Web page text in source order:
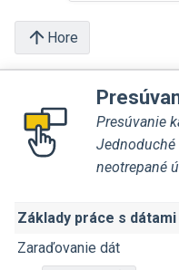
Hore
Presúvanie
Jednoduché
neotrepané
Základy práce s dátami
Zaraďovanie dát